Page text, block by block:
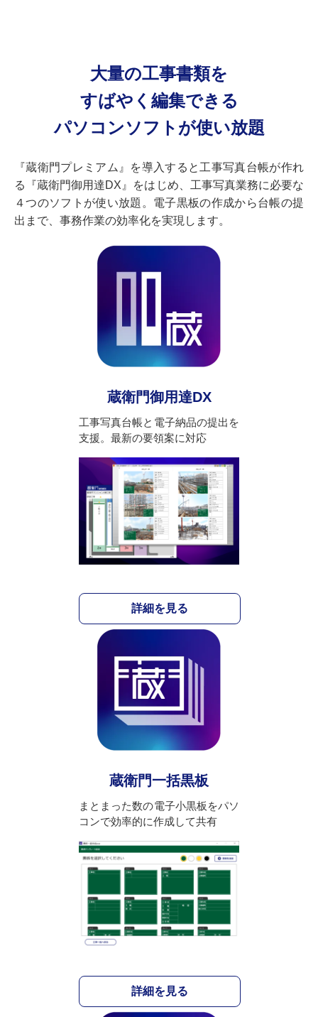
大量の工事書類を
すばやく編集できる
パソコンソフトが使い放題
『蔵衛門プレミアム』を導入すると工事写真台帳が作れ
る『蔵衛門御用達DX』をはじめ、工事写真業務に必要な
４つのソフトが使い放題。電子黒板の作成から台帳の提
出まで、事務作業の効率化を実現します。
蔵衛門御用達DX
工事写真台帳と電子納品の提出を
支援。最新の要領案に対応
詳細を見る
蔵衛門一括黒板
まとまった数の電子小黒板をパソ
コンで効率的に作成して共有
詳細を見る